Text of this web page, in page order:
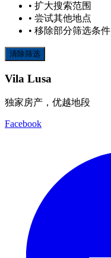
• 扩大搜索范围
• 尝试其他地点
• 移除部分筛选条件
清除筛选
Vila Lusa
独家房产，优越地段
Facebook